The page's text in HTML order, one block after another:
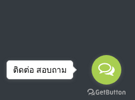
ติดต่อ สอบถาม